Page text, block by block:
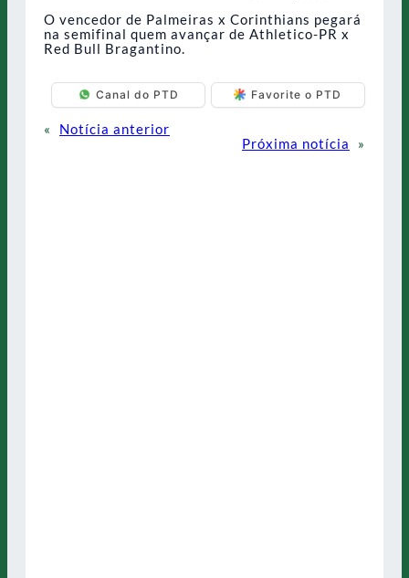
O vencedor de Palmeiras x Corinthians pegará
na semifinal quem avançar de Athletico-PR x
Red Bull Bragantino.
Canal do PTD Favorite o PTD
«
Notícia anterior
Próxima notícia
»